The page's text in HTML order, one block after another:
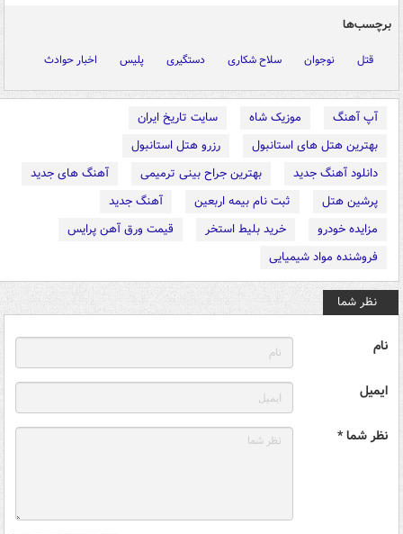
برچسب‌ها
قتل نوجوان سلاح شکاری دستگیری پلیس اخبار حوادث
آپ آهنگ موزیک شاه
سایت تاریخ ایران
بهترین هتل های استانبول
رزرو هتل استانبول
دانلود آهنگ جدید
بهترین جراح بینی ترمیمی
آهنگ های جدید
پرشین هتل
ثبت نام بیمه اربعین
آهنگ جدید
مزایده خودرو
خرید بلیط استخر
قیمت ورق آهن پرایس
فروشنده مواد شیمیایی
نظر شما
نام
ایمیل
نظر شما *